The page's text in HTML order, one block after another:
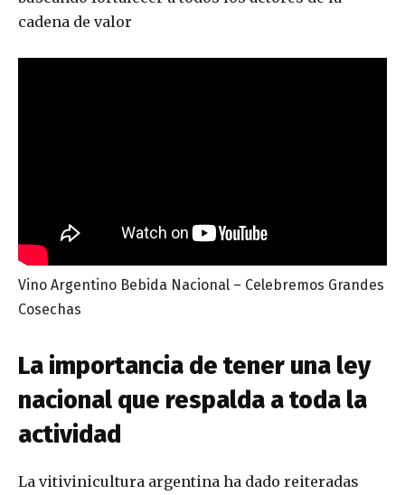
cadena de valor
Vino Argentino Bebida Nacional – Celebremos Grandes
Cosechas
La importancia de tener una ley
nacional que respalda a toda la
actividad
La vitivinicultura argentina ha dado reiteradas